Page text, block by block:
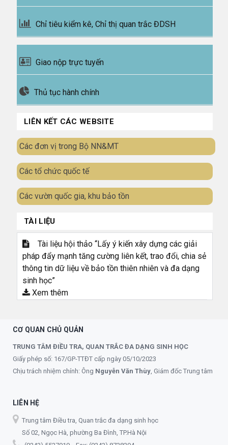
Chỉ tiêu kiểm kê, Chỉ thị quan trắc ĐDSH
Giao nộp trực tuyến
Thủ tục hành chính
LIÊN KẾT CÁC WEBSITE
Các đơn vị trong Bộ NN&MT
Các tổ chức quốc tế
Các vườn quốc gia, khu bảo tồn
TÀI LIỆU
Tài liệu hội thảo “Lấy ý kiến xây dựng các giải
pháp đẩy mạnh tăng cường liên kết, trao đổi, chia sẻ
thông tin dữ liệu về bảo tồn thiên nhiên và đa dạng
sinh học”
Xem thêm
CƠ QUAN CHỦ QUẢN
TRUNG TÂM ĐIỀU TRA, QUAN TRẮC ĐA DẠNG SINH HỌC
Giấy phép số: 167/GP-TTĐT cấp ngày 05/10/2023
Chịu trách nhiệm chính: Ông Nguyễn Văn Thùy, Giám đốc Trung tâm
LIÊN HỆ
Trung tâm Điều tra, Quan trắc đa dạng sinh học
Số 02, Ngọc Hà, phường Ba Đình, TP.Hà Nội